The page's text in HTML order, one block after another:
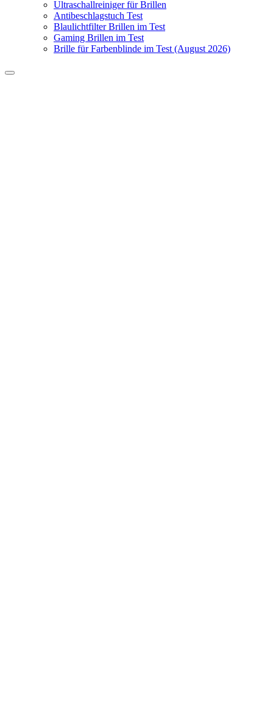
Ultraschallreiniger für Brillen
Antibeschlagstuch Test
Blaulichtfilter Brillen im Test
Gaming Brillen im Test
Brille für Farbenblinde im Test (August 2026)